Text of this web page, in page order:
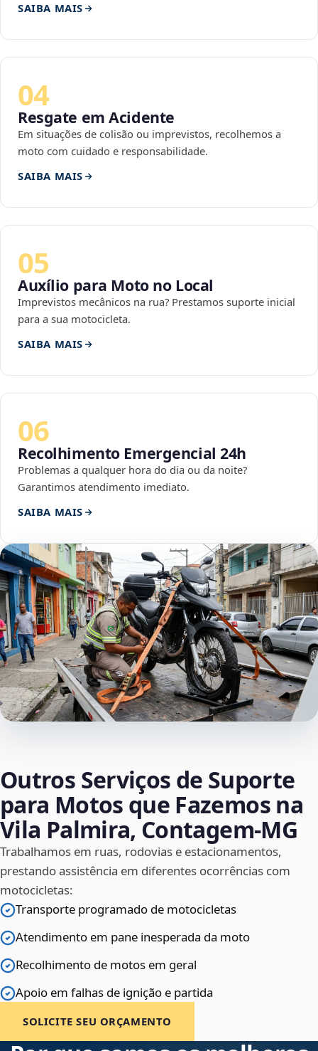
SAIBA MAIS
04
Resgate em Acidente
Em situações de colisão ou imprevistos, recolhemos a
moto com cuidado e responsabilidade.
SAIBA MAIS
05
Auxílio para Moto no Local
Imprevistos mecânicos na rua? Prestamos suporte inicial
para a sua motocicleta.
SAIBA MAIS
06
Recolhimento Emergencial 24h
Problemas a qualquer hora do dia ou da noite?
Garantimos atendimento imediato.
SAIBA MAIS
Outros Serviços de Suporte
para Motos que Fazemos na
Vila Palmira, Contagem‑MG
Trabalhamos em ruas, rodovias e estacionamentos,
prestando assistência em diferentes ocorrências com
motocicletas:
Transporte programado de motocicletas
Atendimento em pane inesperada da moto
Recolhimento de motos em geral
Apoio em falhas de ignição e partida
SOLICITE SEU ORÇAMENTO